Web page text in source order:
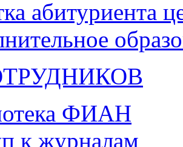
абитуриента
ФИАН
к журналам